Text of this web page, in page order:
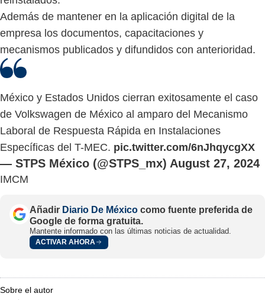
Además de mantener en la aplicación digital de la
empresa los documentos, capacitaciones y
mecanismos publicados y difundidos con anterioridad.
México y Estados Unidos cierran exitosamente el caso
de Volkswagen de México al amparo del Mecanismo
Laboral de Respuesta Rápida en Instalaciones
Específicas del T-MEC. pic.twitter.com/6nJhqycgXX
— STPS México (@STPS_mx) August 27, 2024
IMCM
Añadir Diario De México como fuente preferida de
Google de forma gratuita.
Mantente informado con las últimas noticias de actualidad.
ACTIVAR AHORA
Sobre el autor